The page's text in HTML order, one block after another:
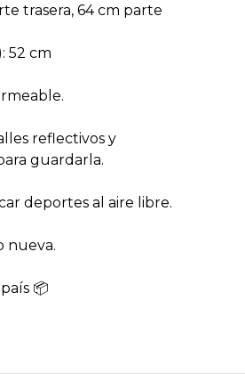
trasera, 64 cm parte
52 cm
reflectivos y
guardarla.
deportes al aire libre.
nueva.
📦